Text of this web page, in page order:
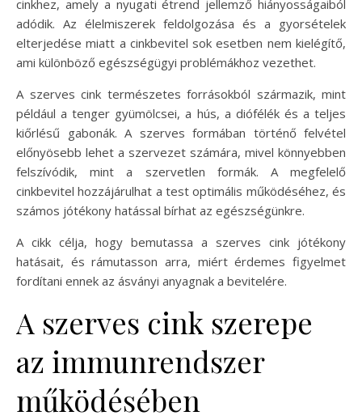
cinkhez, amely a nyugati étrend jellemző hiányosságaiból
adódik. Az élelmiszerek feldolgozása és a gyorsételek
elterjedése miatt a cinkbevitel sok esetben nem kielégítő,
ami különböző egészségügyi problémákhoz vezethet.
A szerves cink természetes forrásokból származik, mint
például a tenger gyümölcsei, a hús, a diófélék és a teljes
kiőrlésű gabonák. A szerves formában történő felvétel
előnyösebb lehet a szervezet számára, mivel könnyebben
felszívódik, mint a szervetlen formák. A megfelelő
cinkbevitel hozzájárulhat a test optimális működéséhez, és
számos jótékony hatással bírhat az egészségünkre.
A cikk célja, hogy bemutassa a szerves cink jótékony
hatásait, és rámutasson arra, miért érdemes figyelmet
fordítani ennek az ásványi anyagnak a bevitelére.
A szerves cink szerepe
az immunrendszer
működésében